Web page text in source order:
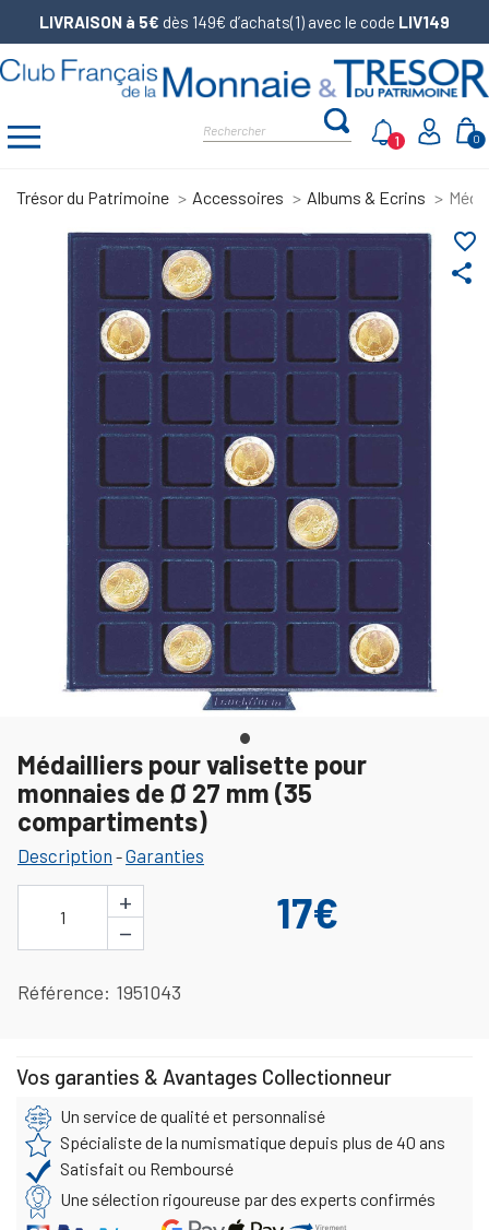
LIVRAISON à 5€ dès 149€ d’achats(1) avec le code LIV149
0
1
Trésor du Patrimoine Accessoires Albums & Ecrins
share
favorite_border
Médailliers pour valisette pour
monnaies de Ø 27 mm (35
compartiments)
Description -Garanties
1
+
−
17€
Référence 1951043
Vos garanties & Avantages Collectionneur
Un service de qualité et personnalisé
Spécialiste de la numismatique depuis plus de 40 ans
Satisfait ou Remboursé
Une sélection rigoureuse par des experts confirmés